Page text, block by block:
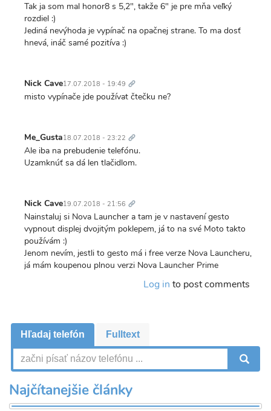
Tak ja som mal honor8 s 5,2", takže 6" je pre mňa veľký
rozdiel :)
Jediná nevýhoda je vypínač na opačnej strane. To ma dosť
hnevá, ináč samé pozitíva :)
Nick Cave17.07.2018 - 19:49 odkaz
misto vypínače jde používat čtečku ne?
Me_Gusta18.07.2018 - 23:22 odkaz
Ale iba na prebudenie telefónu.
Uzamknúť sa dá len tlačidlom.
Nick Cave19.07.2018 - 21:56 odkaz
Nainstaluj si Nova Launcher a tam je v nastavení gesto
vypnout displej dvojitým poklepem, já to na své Moto takto
používám :)
Jenom nevím, jestli to gesto má i free verze Nova Launcheru,
já mám koupenou plnou verzi Nova Launcher Prime
Log in to post comments
Hľadaj telefón Fulltext
Najčítanejšie články